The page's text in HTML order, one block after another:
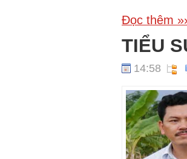
Đọc thêm
TIỂU
14:58